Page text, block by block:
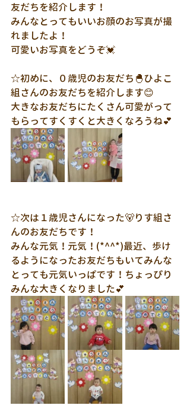
友だちを紹介します！
みんなとってもいいお顔のお写真が撮
れましたよ！
可愛いお写真をどうぞ💓
☆初めに、０歳児のお友だち🐣ひよこ
組さんのお友だちを紹介します😊
大きなお友だちにたくさん可愛がって
もらってすくすくと大きくなろうね💕
☆次は１歳児さんになった🐻りす組さ
んのお友だちです！
みんな元気！元気！(*^^*)最近、歩け
るようになったお友だちもいてみんな
とっても元気いっぱです！ちょっぴり
みんな大きくなりました💕